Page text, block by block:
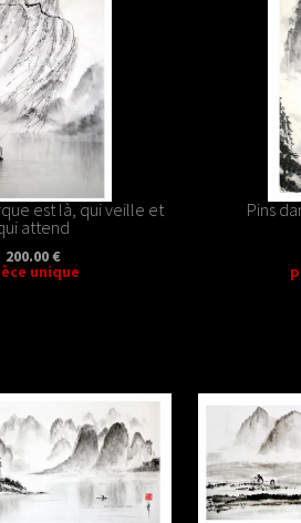
est là, qui veille et
attend
200.00 €
unique
Pins